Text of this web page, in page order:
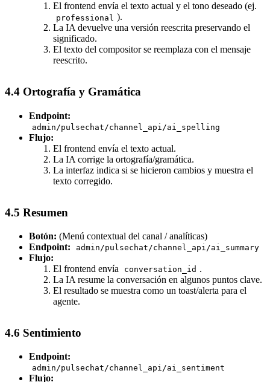
El frontend envía el texto actual y el tono deseado (ej.
professional ).
La IA devuelve una versión reescrita preservando el
significado.
El texto del compositor se reemplaza con el mensaje
reescrito.
4.4 Ortografía y Gramática
Endpoint:
admin/pulsechat/channel_api/ai_spelling
Flujo:
El frontend envía el texto actual.
La IA corrige la ortografía/gramática.
La interfaz indica si se hicieron cambios y muestra el
texto corregido.
4.5 Resumen
Botón: (Menú contextual del canal / analíticas)
Endpoint:
admin/pulsechat/channel_api/ai_summary
Flujo:
El frontend envía
conversation_id .
La IA resume la conversación en algunos puntos clave.
El resultado se muestra como un toast/alerta para el
agente.
4.6 Sentimiento
Endpoint:
admin/pulsechat/channel_api/ai_sentiment
Flujo: